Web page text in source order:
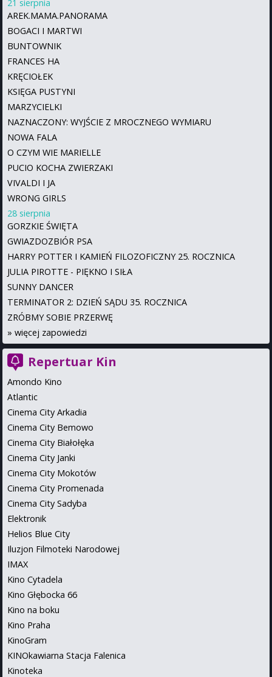
21 sierpnia
AREK.MAMA.PANORAMA
BOGACI I MARTWI
BUNTOWNIK
FRANCES HA
KRĘCIOŁEK
KSIĘGA PUSTYNI
MARZYCIELKI
NAZNACZONY: WYJŚCIE Z MROCZNEGO WYMIARU
NOWA FALA
O CZYM WIE MARIELLE
PUCIO KOCHA ZWIERZAKI
VIVALDI I JA
WRONG GIRLS
28 sierpnia
GORZKIE ŚWIĘTA
GWIAZDOZBIÓR PSA
HARRY POTTER I KAMIEŃ FILOZOFICZNY 25. ROCZNICA
JULIA PIROTTE - PIĘKNO I SIŁA
SUNNY DANCER
TERMINATOR 2: DZIEŃ SĄDU 35. ROCZNICA
ZRÓBMY SOBIE PRZERWĘ
» więcej zapowiedzi
Repertuar Kin
Amondo Kino
Atlantic
Cinema City Arkadia
Cinema City Bemowo
Cinema City Białołęka
Cinema City Janki
Cinema City Mokotów
Cinema City Promenada
Cinema City Sadyba
Elektronik
Helios Blue City
Iluzjon Filmoteki Narodowej
IMAX
Kino Cytadela
Kino Głębocka 66
Kino na boku
Kino Praha
KinoGram
KINOkawiarna Stacja Falenica
Kinoteka